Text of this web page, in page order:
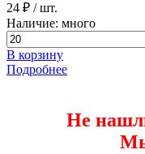
24 ₽ / шт.
Наличие: много
В корзину
Подробнее
Не